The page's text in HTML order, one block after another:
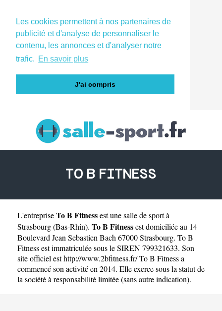
Les cookies permettent à nos partenaires de
publicité et d'analyse de personnaliser le
contenu, les annonces et d'analyser notre
trafic. En savoir plus
J'ai compris
TO B FITNESS
L'entrepriseTo B Fitnessest unesalle de sport à
Strasbourg(Bas-Rhin). To B Fitnessest domiciliée au 14
Boulevard Jean Sebastien Bach 67000 Strasbourg. To B
Fitness est immatriculée sous le SIREN 799321633. Son
site officiel esthttp://www.2bfitness.fr/To B Fitness a
commencé son activité en 2014. Elle exerce sous la statut de
la société à responsabilité limitée (sans autre indication).